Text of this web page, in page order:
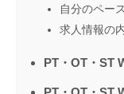
自分のペー
求人情報の
PT・OT・ST